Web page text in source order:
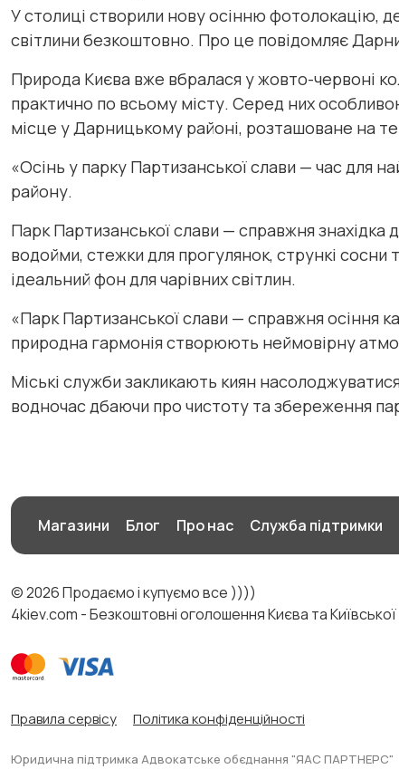
У столиці створили нову осінню фотолокацію,
світлини безкоштовно. Про це повідомляє
Природа Києва вже вбралася у жовто-червоні
практично по всьому місту. Серед них
місце у Дарницькому районі, розташоване на
«Осінь у парку Партизанської слави — час для
району.
Парк Партизанської слави — справжня знахідка
водойми, стежки для прогулянок, стрункі
ідеальний фон для чарівних світлин.
«Парк Партизанської слави — справжня осіння
природна гармонія створюють неймовірну
Міські служби закликають киян
водночас дбаючи про чистоту та збереження
Магазини Блог Про нас Служба підтримки
© 2026 Продаємо і купуємо все ))))
4kiev.com - Безкоштовні оголошення Києва та Київської
Правила сервісу Політика конфіденційності
Юридична підтримка Адвокатське обєднання "ЯАС ПАРТНЕРС"